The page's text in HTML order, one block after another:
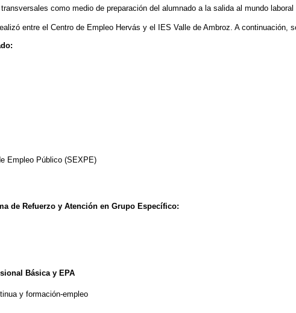
como medio de preparación del alumnado a la salida al mundo laboral .
entre el Centro de Empleo Hervás y el IES Valle de Ambroz. A continuación,
Empleo Público (SEXPE)
de Refuerzo y Atención en Grupo Específico:
Básica y EPA
y formación-empleo